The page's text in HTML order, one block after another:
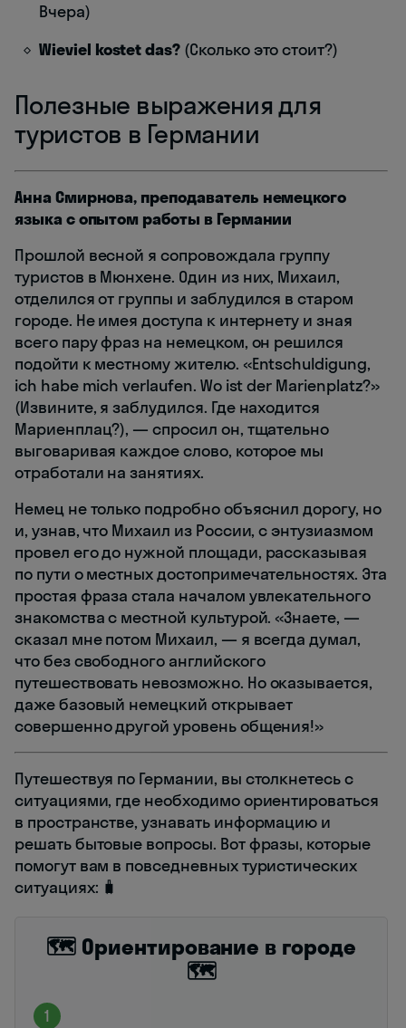
Вчера)
Wieviel kostet das? (Сколько это стоит?)
Полезные выражения для
туристов в Германии
Анна Смирнова, преподаватель немецкого
языка с опытом работы в Германии
Прошлой весной я сопровождала группу
туристов в Мюнхене. Один из них, Михаил,
отделился от группы и заблудился в старом
городе. Не имея доступа к интернету и зная
всего пару фраз на немецком, он решился
подойти к местному жителю. «Entschuldigung,
ich habe mich verlaufen. Wo ist der Marienplatz?»
(Извините, я заблудился. Где находится
Мариенплац?), — спросил он, тщательно
выговаривая каждое слово, которое мы
отработали на занятиях.
Немец не только подробно объяснил дорогу, но
и, узнав, что Михаил из России, с энтузиазмом
провел его до нужной площади, рассказывая
по пути о местных достопримечательностях. Эта
простая фраза стала началом увлекательного
знакомства с местной культурой. «Знаете, —
сказал мне потом Михаил, — я всегда думал,
что без свободного английского
путешествовать невозможно. Но оказывается,
даже базовый немецкий открывает
совершенно другой уровень общения!»
Путешествуя по Германии, вы столкнетесь с
ситуациями, где необходимо ориентироваться
в пространстве, узнавать информацию и
решать бытовые вопросы. Вот фразы, которые
помогут вам в повседневных туристических
ситуациях: 🧳
🗺️ Ориентирование в городе
🗺️
1